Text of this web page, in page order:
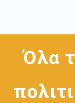
Όλα